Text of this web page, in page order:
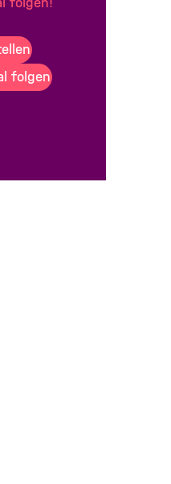
folgen